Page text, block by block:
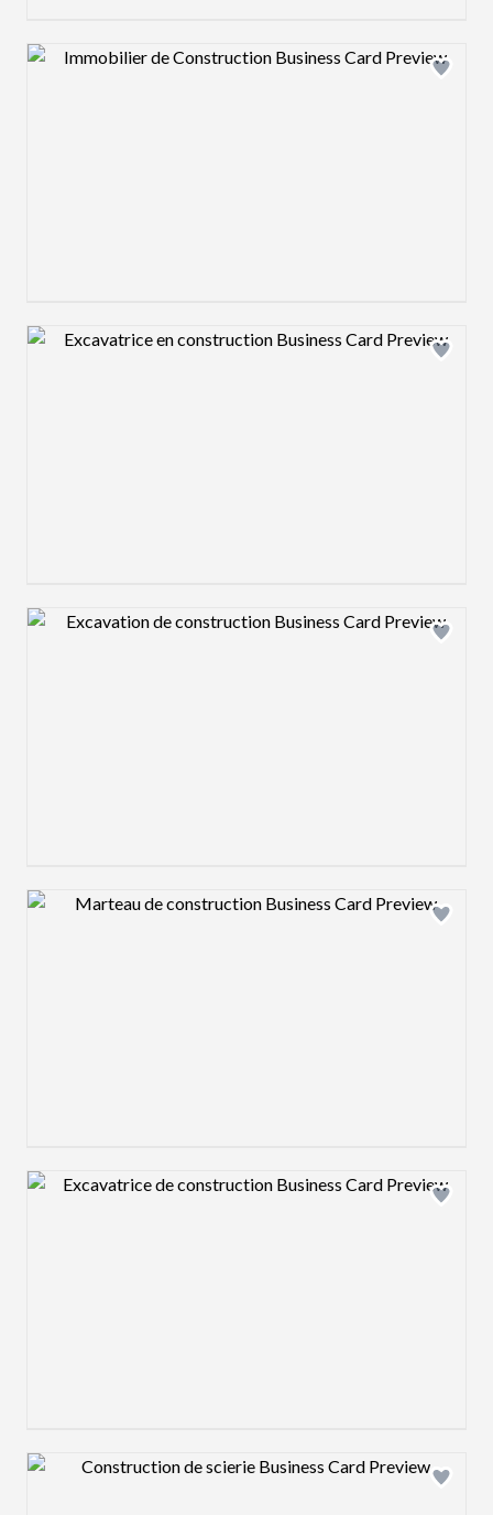
Design preview image
Design preview image
Design preview image
Design preview image
Design preview image
Design preview image